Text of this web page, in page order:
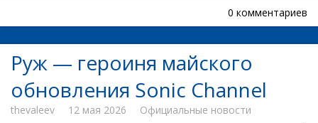
0 комментариев
Руж — героиня майского
обновления Sonic Channel
thevaleev 12 мая 2026
Официальные новости